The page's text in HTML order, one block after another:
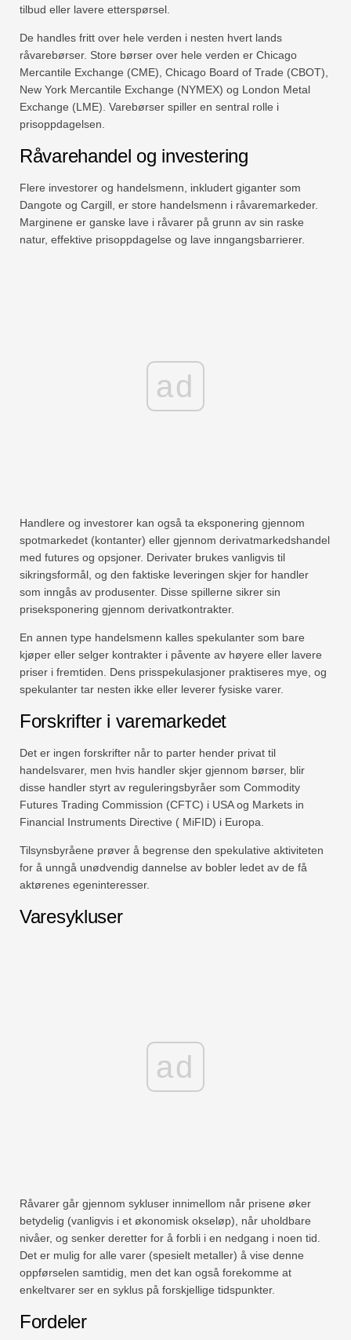
tilbud eller lavere etterspørsel.
De handles fritt over hele verden i nesten hvert lands
råvarebørser. Store børser over hele verden er Chicago
Mercantile Exchange (CME), Chicago Board of Trade (CBOT),
New York Mercantile Exchange (NYMEX) og London Metal
Exchange (LME). Varebørser spiller en sentral rolle i
prisoppdagelsen.
Råvarehandel og investering
Flere investorer og handelsmenn, inkludert giganter som
Dangote og Cargill, er store handelsmenn i råvaremarkeder.
Marginene er ganske lave i råvarer på grunn av sin raske
natur, effektive prisoppdagelse og lave inngangsbarrierer.
ad
Handlere og investorer kan også ta eksponering gjennom
spotmarkedet (kontanter) eller gjennom derivatmarkedshandel
med futures og opsjoner. Derivater brukes vanligvis til
sikringsformål, og den faktiske leveringen skjer for handler
som inngås av produsenter. Disse spillerne sikrer sin
priseksponering gjennom derivatkontrakter.
En annen type handelsmenn kalles spekulanter som bare
kjøper eller selger kontrakter i påvente av høyere eller lavere
priser i fremtiden. Dens prisspekulasjoner praktiseres mye, og
spekulanter tar nesten ikke eller leverer fysiske varer.
Forskrifter i varemarkedet
Det er ingen forskrifter når to parter hender privat til
handelsvarer, men hvis handler skjer gjennom børser, blir
disse handler styrt av reguleringsbyråer som Commodity
Futures Trading Commission (CFTC) i USA og Markets in
Financial Instruments Directive ( MiFID) i Europa.
Tilsynsbyråene prøver å begrense den spekulative aktiviteten
for å unngå unødvendig dannelse av bobler ledet av de få
aktørenes egeninteresser.
Varesykluser
ad
Råvarer går gjennom sykluser innimellom når prisene øker
betydelig (vanligvis i et økonomisk okseløp), når uholdbare
nivåer, og senker deretter for å forbli i en nedgang i noen tid.
Det er mulig for alle varer (spesielt metaller) å vise denne
oppførselen samtidig, men det kan også forekomme at
enkeltvarer ser en syklus på forskjellige tidspunkter.
Fordeler